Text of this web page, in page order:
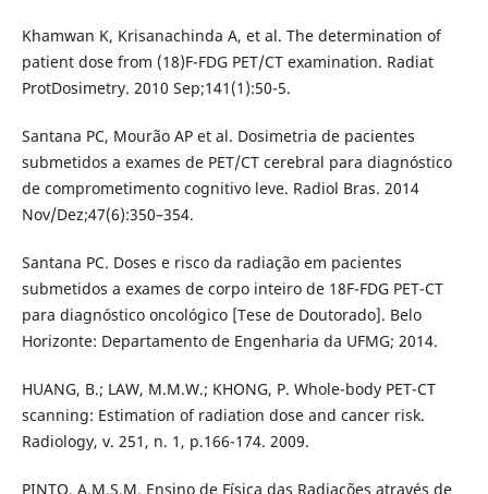
Khamwan K, Krisanachinda A, et al. The determination of
patient dose from (18)F-FDG PET/CT examination. Radiat
ProtDosimetry. 2010 Sep;141(1):50-5.
Santana PC, Mourão AP et al. Dosimetria de pacientes
submetidos a exames de PET/CT cerebral para diagnóstico
de comprometimento cognitivo leve. Radiol Bras. 2014
Nov/Dez;47(6):350–354.
Santana PC. Doses e risco da radiação em pacientes
submetidos a exames de corpo inteiro de 18F-FDG PET-CT
para diagnóstico oncológico [Tese de Doutorado]. Belo
Horizonte: Departamento de Engenharia da UFMG; 2014.
HUANG, B.; LAW, M.M.W.; KHONG, P. Whole-body PET-CT
scanning: Estimation of radiation dose and cancer risk.
Radiology, v. 251, n. 1, p.166-174. 2009.
PINTO, A.M.S.M. Ensino de Física das Radiações através de